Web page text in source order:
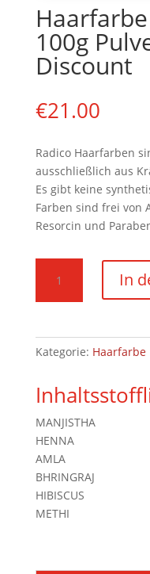
100g
Discount
€21.00
Radico Haarfarben
ausschließlich aus
Es gibt keine
Farben sind frei von
Resorcin und
Weinrot
Pulver
-
Pack
Menge
In
Kategorie: Haarfarbe
MANJISTHA
HENNA
AMLA
BHRINGRAJ
HIBISCUS
METHI